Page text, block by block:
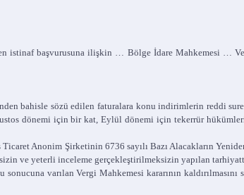
başvurusuna ilişkin … Bölge İdare Mahkemesi …
bahisle sözü edilen faturalara konu indirimlerin reddi
dönemi için bir kat, Eylül dönemi için tekerrür hükümleri
Anonim Şirketinin 6736 sayılı Bazı Alacakların
ve yeterli inceleme gerçekleştirilmeksizin yapılan
varılan Vergi Mahkemesi kararının